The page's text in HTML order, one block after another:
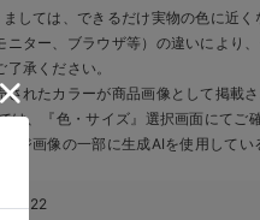
しては、できるだけ実物の色に近く
ニター、ブラウザ等）の違いにより
承ください。
されたカラーが商品画像として掲載
は、『色・サイズ』選択画面にてご
ージ画像の一部に生成AIを使用してい
数 22